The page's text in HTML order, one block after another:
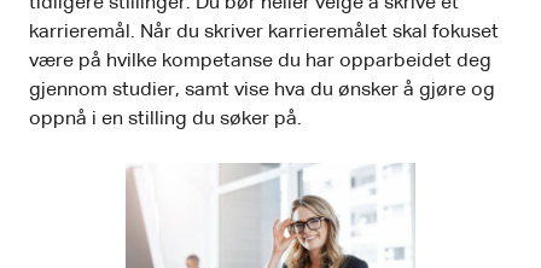
tidligere stillinger. Du bør heller velge å skrive et
karrieremål. Når du skriver karrieremålet skal fokuset
være på hvilke kompetanse du har opparbeidet deg
gjennom studier, samt vise hva du ønsker å gjøre og
oppnå i en stilling du søker på.